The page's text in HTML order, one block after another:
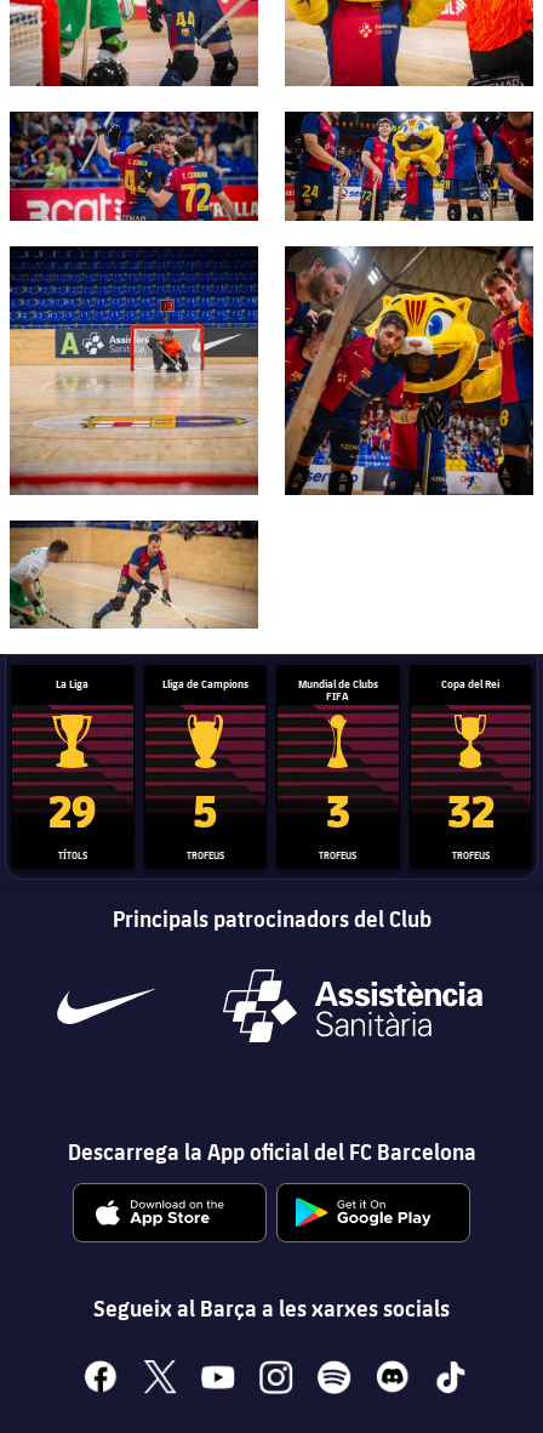
FC Barcelona club badge
FC Barcelona club badge
FC Barcelona club badge
FC Barcelona club badge
FC Barcelona club badge
La Liga
Trofeu de la Liga
29
TÍTOLS
Lliga de Campions
Trofeu de la Lliga de Campions
5
TROFEUS
Mundial de Clubs
FIFA
Trofeu del Mundial de Clubs
3
TROFEUS
Copa del Rei
Copa del
32
TROFEUS
Principals patrocinadors del Club
Descarrega la App oficial del FC Barcelona
Segueix al Barça a les xarxes socials
facebook
x youtubeinstagramspotify discord tiktok